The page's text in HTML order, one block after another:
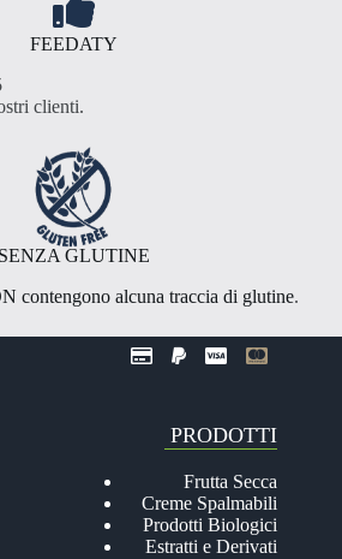
FEEDATY
clienti.
SENZA GLUTINE
contengono alcuna traccia di glutine.
PRODOTTI
Frutta Secca
Creme Spalmabili
Prodotti Biologici
Estratti e Derivati